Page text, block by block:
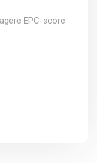
EPC-score